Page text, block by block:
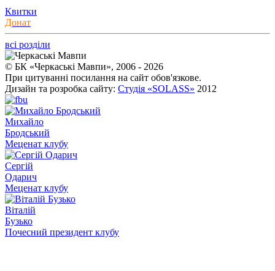
Квитки
Донат
всі розділи
© БК «Черкаські Мавпи», 2006 - 2026
При цитуванні посилання на сайт обов'язкове.
Дизайн та розробка сайту: Студія «SOLASS» 2012
Михайло
Бродський
Меценат клубу
Сергій
Одарич
Меценат клубу
Віталій
Бузько
Почесний президент клубу